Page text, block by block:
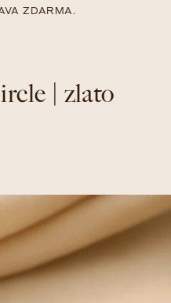
ZDARMA.
| zlato